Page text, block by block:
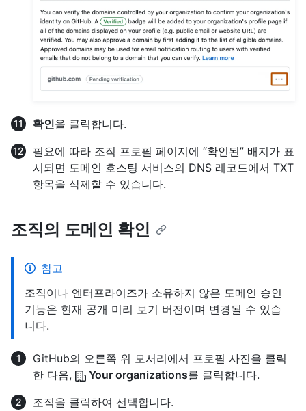
확인을 클릭합니다.
필요에 따라 조직 프로필 페이지에 “확인된” 배지가 표
시되면 도메인 호스팅 서비스의 DNS 레코드에서 TXT
항목을 삭제할 수 있습니다.
조직의 도메인 확인
참고
조직이나 엔터프라이즈가 소유하지 않은 도메인 승인
기능은 현재 공개 미리 보기 버전이며 변경될 수 있습
니다.
GitHub의 오른쪽 위 모서리에서 프로필 사진을 클릭
한 다음,
Your organizations를 클릭합니다.
조직을 클릭하여 선택합니다.